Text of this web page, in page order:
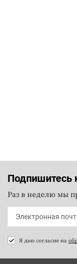
Подпишитесь
Раз в неделю мы
Я даю согласие на